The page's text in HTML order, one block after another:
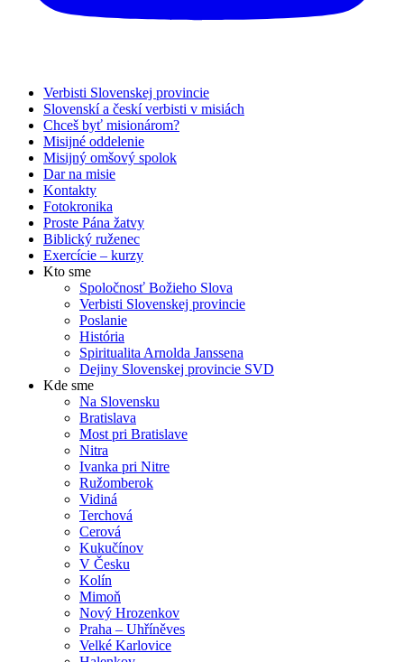
Verbisti Slovenskej provincie
Slovenskí a českí verbisti v misiách
Chceš byť misionárom?
Misijné oddelenie
Misijný omšový spolok
Dar na misie
Kontakty
Fotokronika
Proste Pána žatvy
Biblický ruženec
Exercície – kurzy
Kto sme
Spoločnosť Božieho Slova
Verbisti Slovenskej provincie
Poslanie
História
Spiritualita Arnolda Janssena
Dejiny Slovenskej provincie SVD
Kde sme
Na Slovensku
Bratislava
Most pri Bratislave
Nitra
Ivanka pri Nitre
Ružomberok
Vidiná
Terchová
Cerová
Kukučínov
V Česku
Kolín
Mimoň
Nový Hrozenkov
Praha – Uhříněves
Velké Karlovice